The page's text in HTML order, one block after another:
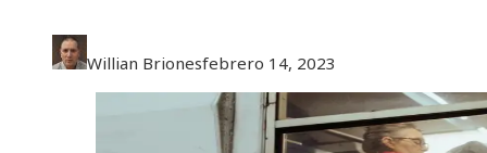
Willian Brionesfebrero 14, 2023